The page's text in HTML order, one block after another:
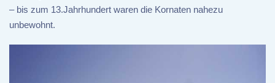
– bis zum 13.Jahrhundert waren die Kornaten nahezu
unbewohnt.